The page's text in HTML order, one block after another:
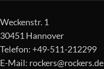
Weckenstr. 1
30451 Hannover
Telefon: +49-511-212299
E-Mail: rockers@rockers.de